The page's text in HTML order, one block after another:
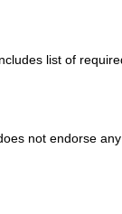
list of
not endorse